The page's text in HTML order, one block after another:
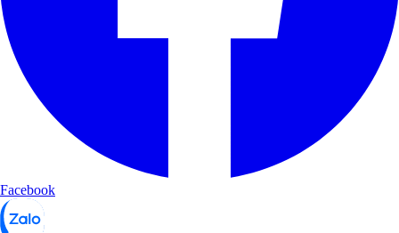
Facebook